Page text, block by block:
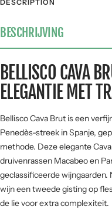
Stoofgerechten
Gerijpte kazen
Pasta
Vis &
zeevruchten
Zoet
DESCRIPTION
BESCHRIJVING
BELLISCO CAVA
ELEGANTIE MET
Bellisco Cava Brut is een
Penedès-streek in Spanje,
methode. Deze elegante
druivenrassen Macabeo en
geclassificeerde wijngaarden.
wijn een tweede gisting op
de lie voor extra complexiteit.